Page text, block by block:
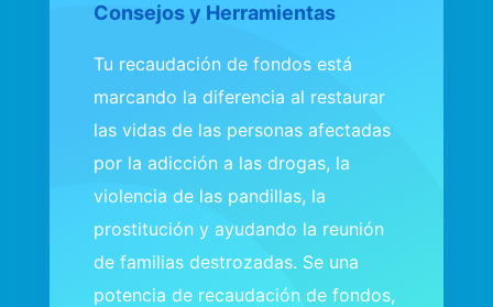
Consejos y Herramientas
Tu recaudación de fondos está
marcando la diferencia al restaurar
las vidas de las personas afectadas
por la adicción a las drogas, la
violencia de las pandillas, la
prostitución y ayudando la reunión
de familias destrozadas. Se una
potencia de recaudación de fondos,